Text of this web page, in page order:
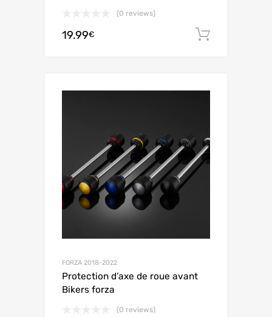
(0 reviews)
19.99€
FORZA 2018-2022
Protection d’axe de roue avant
Bikers forza
(0 reviews)